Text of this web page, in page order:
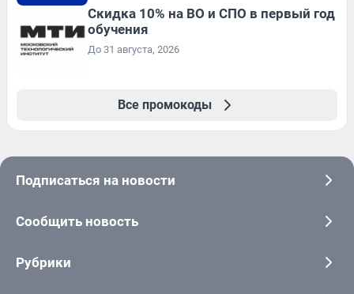
Скидка 10% на ВО и СПО в первый год
обучения
До 31 августа, 2026
Все промокоды
Подписаться на новости
Сообщить новость
Рубрики